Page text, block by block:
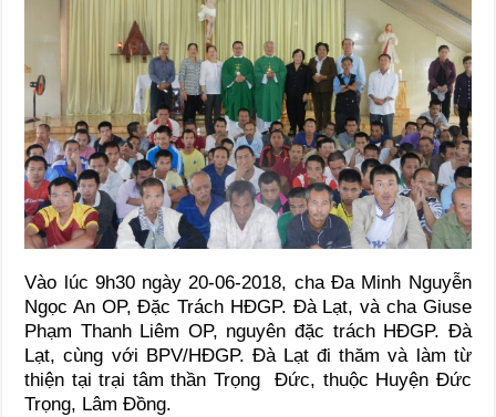
Vào lúc 9h30 ngày 20-06-2018, cha Đa Minh Nguyễn
Ngọc An OP, Đặc Trách HĐGP. Đà Lạt, và cha Giuse
Phạm Thanh Liêm OP, nguyên đặc trách HĐGP. Đà
Lạt, cùng với BPV/HĐGP. Đà Lạt đi thăm và làm từ
thiện tại trại tâm thần Trọng Đức, thuộc Huyện Đức
Trọng, Lâm Đồng.